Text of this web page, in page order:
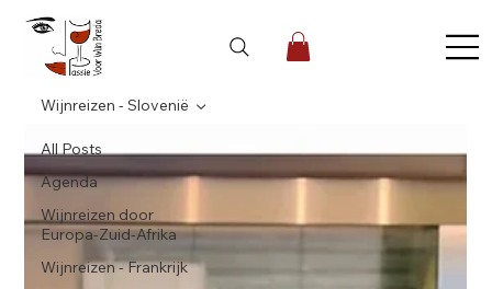
All Posts
Agenda
Wijnreizen door
Europa-Zuid-Afrika
Wijnreizen - Frankrijk
Wijnreizen - Slovenië